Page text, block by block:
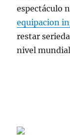
espectáculo
equipacion
restar
nivel